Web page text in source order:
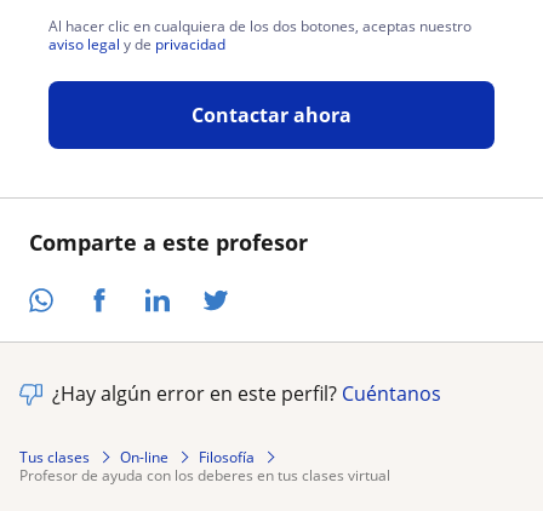
Comparte a este profesor
Al hacer clic en cualquiera de los dos botones, aceptas nuestro
aviso legal y de privacidad
Contactar ahora
¿Hay algún error en este perfil? Cuéntanos
Tus clases On-line
Filosofía
profesor de ayuda con los deberes en tus clases virtual